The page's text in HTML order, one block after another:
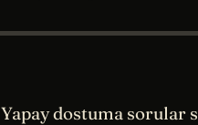
Yapay dostuma sorular